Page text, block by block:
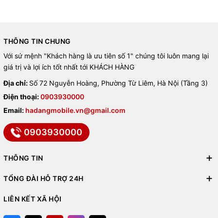
⚡Hiệu năng mạnh mẽ với chip
A16 Bionic
Trang bị chip A16 Bionic 6 nhân
hiệu năng
hàng đầu
, xử lý mượt mọi tác vụ từ lướt web, chơi game nặng
đến đa nhiệm.
Hệ điều hànhiOS 17tối ưu hóa khả năng
nhật lâu dài.
📱Màn hình Super Retina XDR
6,1 inch
Vision, cho hình ảnh
1200 nits.
THÔNG TIN CHUNG
Với sứ mệnh "Khách hàng là ưu tiên số 1" chúng tôi luôn mang lại
giá trị và lợi ích tốt nhất tới KHÁCH HÀNG
Địa chỉ: Số 72 Nguyễn Hoàng, Phường Từ Liêm, Hà Nội (Tầng 3)
Điện thoại:0903930000
Email: hadangmobile.vn@gmail.com
0903930000
THÔNG TIN
TỔNG ĐÀI HỖ TRỢ 24H
LIÊN KẾT XÃ HỘI